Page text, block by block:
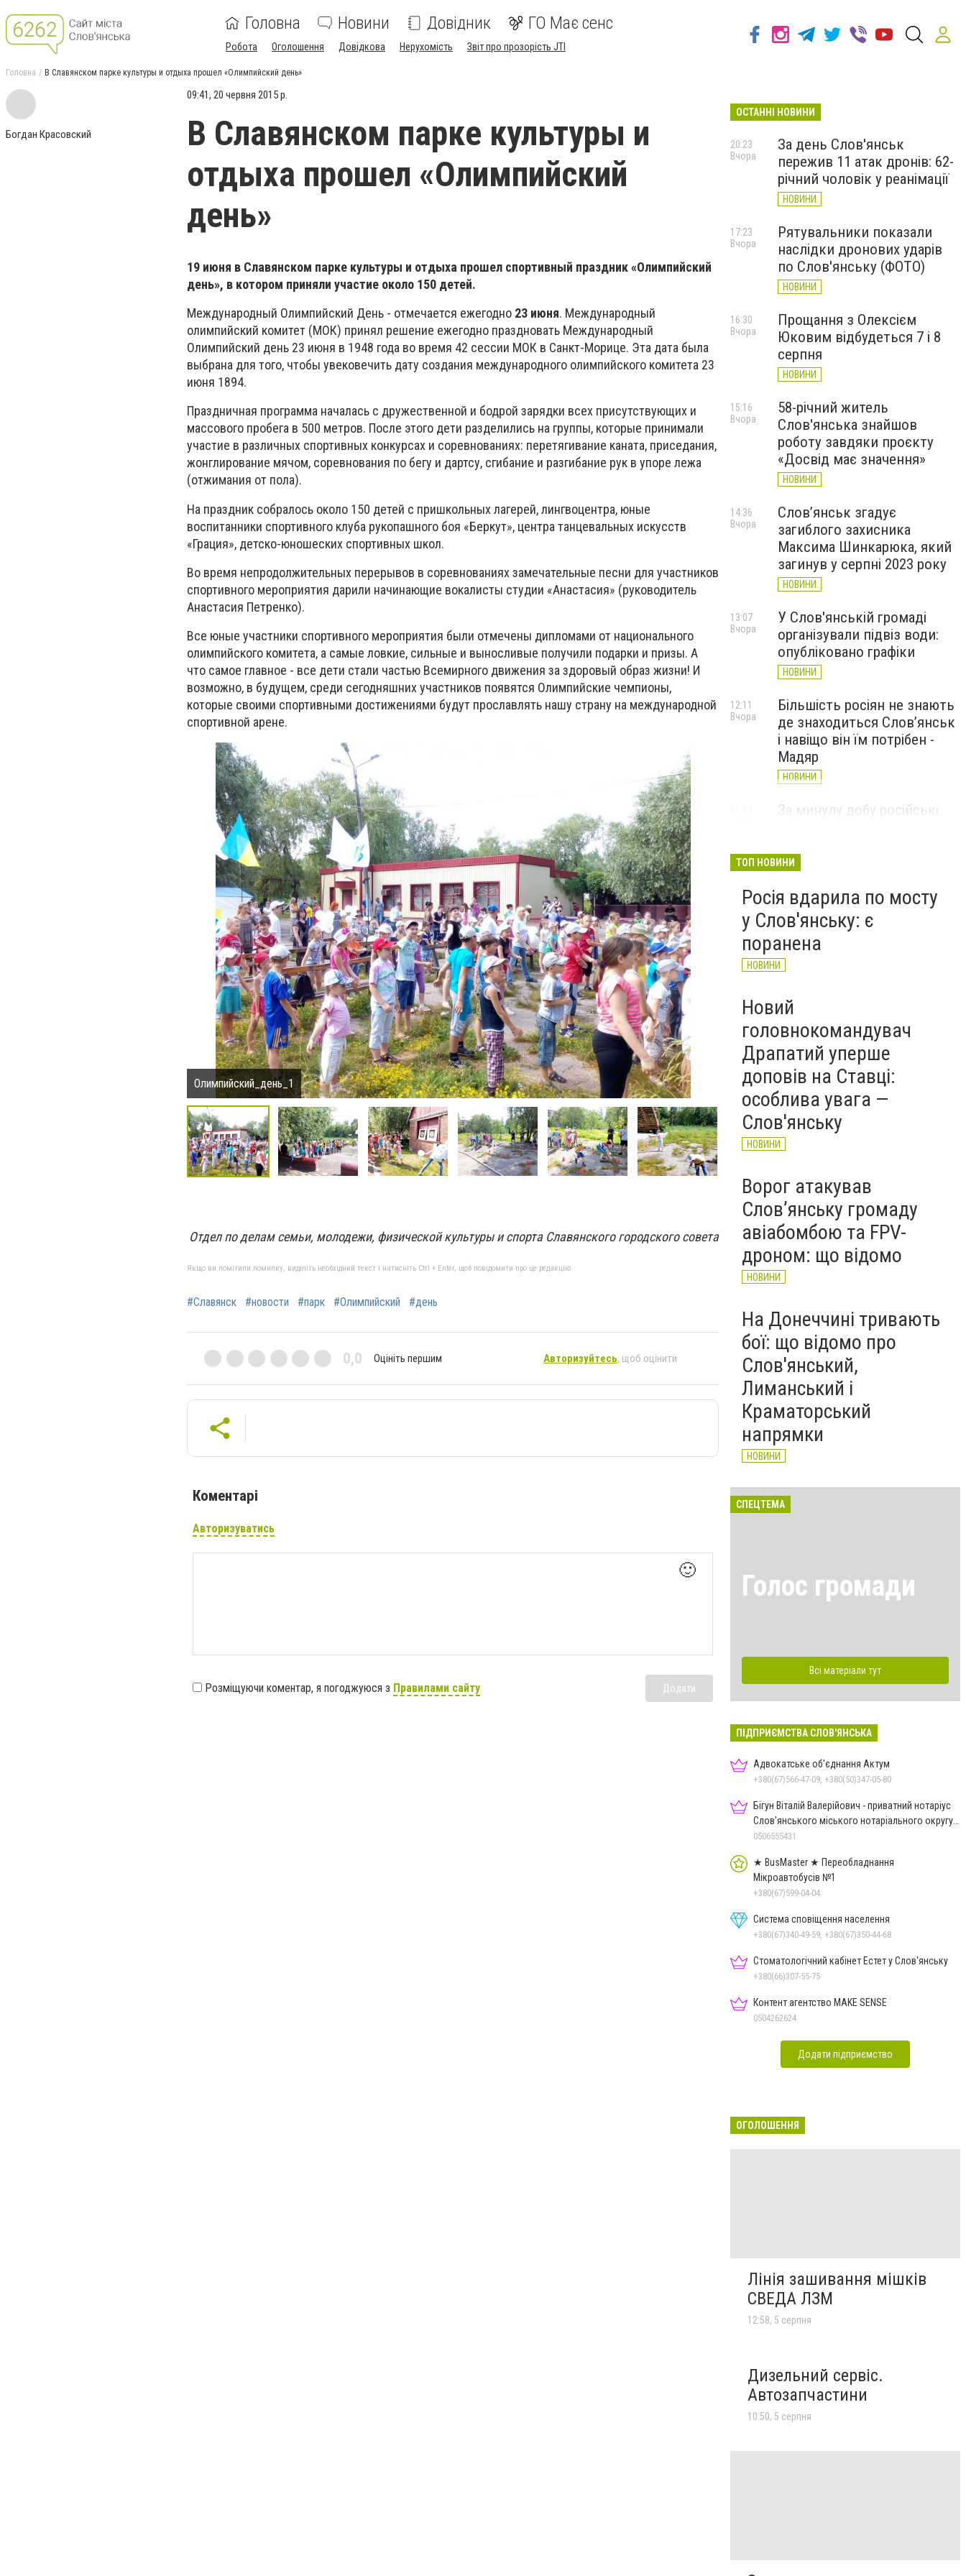
Головна Новини Довідник ГО Має сенс
Робота Оголошення Довідкова Нерухомість Звіт про прозорість JTI
Головна В Славянском парке культуры и отдыха прошел «Олимпийский день»
Богдан Красовский
09:41, 20 червня 2015 р.
В Славянском парке культуры и
отдыха прошел «Олимпийский
день»
19 июня в Славянском парке культуры и отдыха прошел спортивный праздник «Олимпийский
день», в котором приняли участие около 150 детей.
Международный Олимпийский День - отмечается ежегодно 23 июня. Международный
олимпийский комитет (МОК) принял решение ежегодно праздновать Международный
Олимпийский день 23 июня в 1948 года во время 42 сессии МОК в Санкт-Морице. Эта дата была
выбрана для того, чтобы увековечить дату создания международного олимпийского комитета 23
июня 1894.
Праздничная программа началась с дружественной и бодрой зарядки всех присутствующих и
массового пробега в 500 метров. После этого дети разделились на группы, которые принимали
участие в различных спортивных конкурсах и соревнованиях: перетягивание каната, приседания,
жонглирование мячом, соревнования по бегу и дартсу, сгибание и разгибание рук в упоре лежа
(отжимания от пола).
На праздник собралось около 150 детей с пришкольных лагерей, лингвоцентра, юные
воспитанники спортивного клуба рукопашного боя «Беркут», центра танцевальных искусств
«Грация», детско-юношеских спортивных школ.
Во время непродолжительных перерывов в соревнованиях замечательные песни для участников
спортивного мероприятия дарили начинающие вокалисты студии «Анастасия» (руководитель
Анастасия Петренко).
Все юные участники спортивного мероприятия были отмечены дипломами от национального
олимпийского комитета, а самые ловкие, сильные и выносливые получили подарки и призы. А
что самое главное - все дети стали частью Всемирного движения за здоровый образ жизни! И
возможно, в будущем, среди сегодняшних участников появятся Олимпийские чемпионы,
которые своими спортивными достижениями будут прославлять нашу страну на международной
спортивной арене.
Олимпийский_день_1 Олимпийский_день_2
Отдел по делам семьи, молодежи, физической культуры и спорта Славянского городского совета
Якщо ви помітили помилку, виділіть необхідний текст і натисніть Ctrl + Enter, щоб повідомити про це редакцію
#Славянск #новости #парк #Олимпийский #день
0,0 Оцініть першим Авторизуйтесь, щоб оцінити
Коментарі
Авторизуватись
🙂
Розміщуючи коментар, я погоджуюся з Правилами сайту Додати
ОСТАННІ НОВИНИ
За день Слов'янськ
пережив 11 атак дронів: 62-
річний чоловік у реанімації
НОВИНИ
20:23
Вчора
Рятувальники показали
наслідки дронових ударів
по Слов'янську (ФОТО)
НОВИНИ
17:23
Вчора
Прощання з Олексієм
Юковим відбудеться 7 і 8
серпня
НОВИНИ
16:30
Вчора
58-річний житель
Слов'янська знайшов
роботу завдяки проєкту
«Досвід має значення»
НОВИНИ
15:16
Вчора
Слов’янськ згадує
загиблого захисника
Максима Шинкарюка, який
загинув у серпні 2023 року
НОВИНИ
14:36
Вчора
У Слов'янській громаді
організували підвіз води:
опубліковано графіки
НОВИНИ
13:07
Вчора
Більшість росіян не знають
де знаходиться Слов’янськ
і навіщо він їм потрібен -
Мадяр
НОВИНИ
12:11
Вчора
За минулу добу російські
великої війни: 6 серпня
ТОП НОВИНИ
Росія вдарила по мосту
у Слов'янську: є
поранена
НОВИНИ
Новий
головнокомандувач
Драпатий уперше
доповів на Ставці:
особлива увага —
Слов'янську
НОВИНИ
Ворог атакував
Слов’янську громаду
авіабомбою та FPV-
дроном: що відомо
НОВИНИ
На Донеччині тривають
бої: що відомо про
Слов'янський,
Лиманський і
Краматорський
напрямки
НОВИНИ
СПЕЦТЕМА
Голос громади
Всі матеріали тут
ПІДПРИЄМСТВА СЛОВ'ЯНСЬКА
Адвокатське об'єднання Актум
+380(67)566-47-09, +380(50)347-05-80
Бігун Віталій Валерійович - приватний нотаріус
Слов'янського міського нотаріального округу
Дон.обл.
0506555431
★ BusMaster ★ Переобладнання
Мікроавтобусів №1
+380(67)599-04-04
Система сповіщення населення
+380(67)340-49-59, +380(67)350-44-68
Стоматологічний кабінет Естет у Слов'янську
+380(66)307-55-75
Контент агентство MAKE SENSE
0504262624
Додати підприємство
ОГОЛОШЕННЯ
Лінія зашивання мішків
СВЕДА ЛЗМ
12:58, 5 серпня
Дизельний сервіс.
Автозапчастини
10:50, 5 серпня